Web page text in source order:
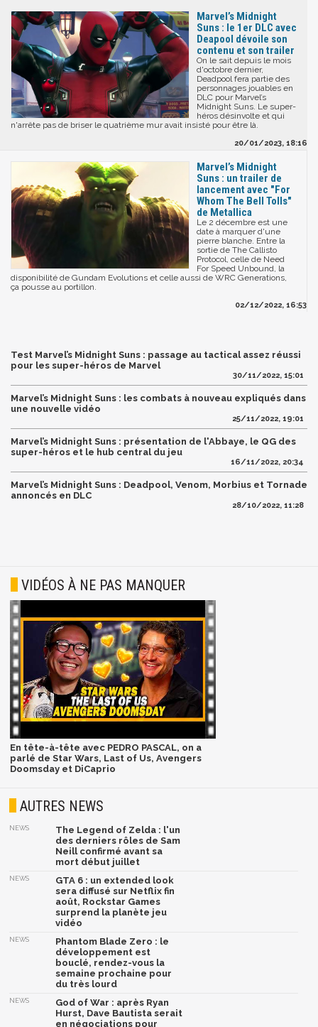
Marvel’s Midnight
Suns : le 1er DLC avec
Deapool dévoile son
contenu et son trailer
On le sait depuis le mois
d'octobre dernier,
Deadpool fera partie des
personnages jouables en
DLC pour Marvel’s
Midnight Suns. Le super-
héros désinvolte et qui
n'arrête pas de briser le quatrième mur avait insisté pour être là.
20/01/2023, 18:16
Marvel’s Midnight
Suns : un trailer de
lancement avec "For
Whom The Bell Tolls"
de Metallica
Le 2 décembre est une
date à marquer d'une
pierre blanche. Entre la
sortie de The Callisto
Protocol, celle de Need
For Speed Unbound, la
disponibilité de Gundam Evolutions et celle aussi de WRC Generations,
ça pousse au portillon.
02/12/2022, 16:53
Test Marvel’s Midnight Suns : passage au tactical assez réussi
pour les super-héros de Marvel
30/11/2022, 15:01
Marvel’s Midnight Suns : les combats à nouveau expliqués dans
une nouvelle vidéo
25/11/2022, 19:01
Marvel’s Midnight Suns : présentation de l'Abbaye, le QG des
super-héros et le hub central du jeu
16/11/2022, 20:34
Marvel’s Midnight Suns : Deadpool, Venom, Morbius et Tornade
annoncés en DLC
28/10/2022, 11:28
VIDÉOS À NE PAS MANQUER
En tête-à-tête avec PEDRO PASCAL, on a
parlé de Star Wars, Last of Us, Avengers
Doomsday et DiCaprio
AUTRES NEWS
NEWS
The Legend of Zelda : l'un
des derniers rôles de Sam
Neill confirmé avant sa
mort début juillet
NEWS
GTA 6 : un extended look
sera diffusé sur Netflix fin
août, Rockstar Games
surprend la planète jeu
vidéo
NEWS
Phantom Blade Zero : le
développement est
bouclé, rendez-vous la
semaine prochaine pour
du très lourd
NEWS
God of War : après Ryan
Hurst, Dave Bautista serait
en négociations pour